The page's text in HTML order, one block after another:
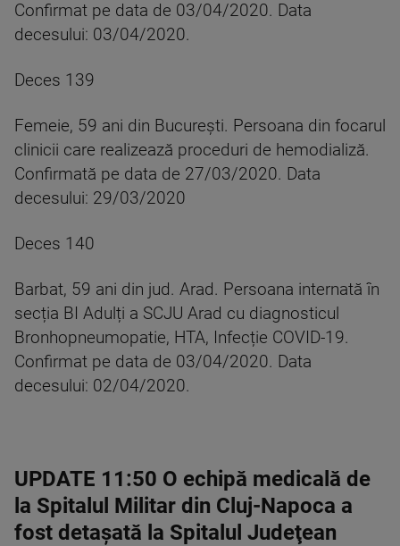
Confirmat pe data de 03/04/2020. Data
decesului: 03/04/2020.
Deces 139
Femeie, 59 ani din București. Persoana din focarul
clinicii care realizează proceduri de hemodializă.
Confirmată pe data de 27/03/2020. Data
decesului: 29/03/2020
Deces 140
Barbat, 59 ani din jud. Arad. Persoana internată în
secția BI Adulți a SCJU Arad cu diagnosticul
Bronhopneumopatie, HTA, Infecție COVID-19.
Confirmat pe data de 03/04/2020. Data
decesului: 02/04/2020.
UPDATE 11:50 O echipă medicală de
la Spitalul Militar din Cluj-Napoca a
fost detaşată la Spitalul Judeţean